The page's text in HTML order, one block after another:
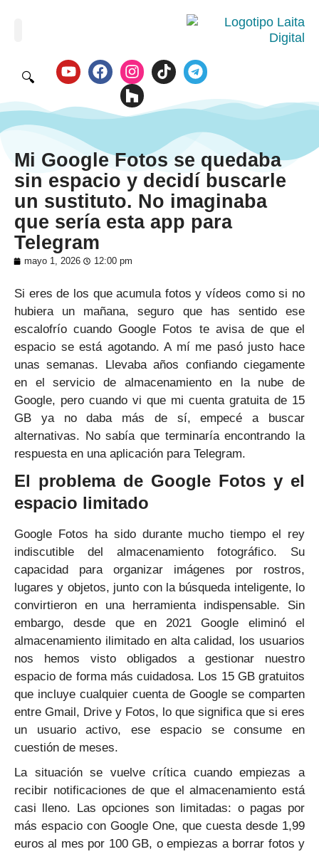
🔍
Mi Google Fotos se quedaba
sin espacio y decidí buscarle
un sustituto. No imaginaba
que sería esta app para
Telegram
mayo 1, 2026 12:00 pm
Si eres de los que acumula fotos y vídeos como si no
hubiera un mañana, seguro que has sentido ese
escalofrío cuando Google Fotos te avisa de que el
espacio se está agotando. A mí me pasó justo hace
unas semanas. Llevaba años confiando ciegamente
en el servicio de almacenamiento en la nube de
Google, pero cuando vi que mi cuenta gratuita de 15
GB ya no daba más de sí, empecé a buscar
alternativas. No sabía que terminaría encontrando la
respuesta en una aplicación para Telegram.
El problema de Google Fotos y el
espacio limitado
Google Fotos ha sido durante mucho tiempo el rey
indiscutible del almacenamiento fotográfico. Su
capacidad para organizar imágenes por rostros,
lugares y objetos, junto con la búsqueda inteligente, lo
convirtieron en una herramienta indispensable. Sin
embargo, desde que en 2021 Google eliminó el
almacenamiento ilimitado en alta calidad, los usuarios
nos hemos visto obligados a gestionar nuestro
espacio de forma más cuidadosa. Los 15 GB gratuitos
que incluye cualquier cuenta de Google se comparten
entre Gmail, Drive y Fotos, lo que significa que si eres
un usuario activo, ese espacio se consume en
cuestión de meses.
La situación se vuelve crítica cuando empiezas a
recibir notificaciones de que el almacenamiento está
casi lleno. Las opciones son limitadas: o pagas por
más espacio con Google One, que cuesta desde 1,99
euros al mes por 100 GB, o empiezas a borrar fotos y